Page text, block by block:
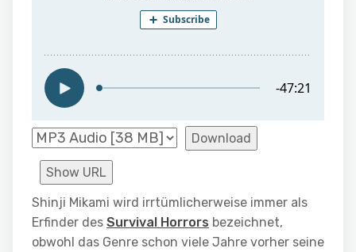
Download
Show URL
Shinji Mikami wird irrtümlicherweise immer als
Erfinder des Survival Horrors bezeichnet,
obwohl das Genre schon viele Jahre vorher seine